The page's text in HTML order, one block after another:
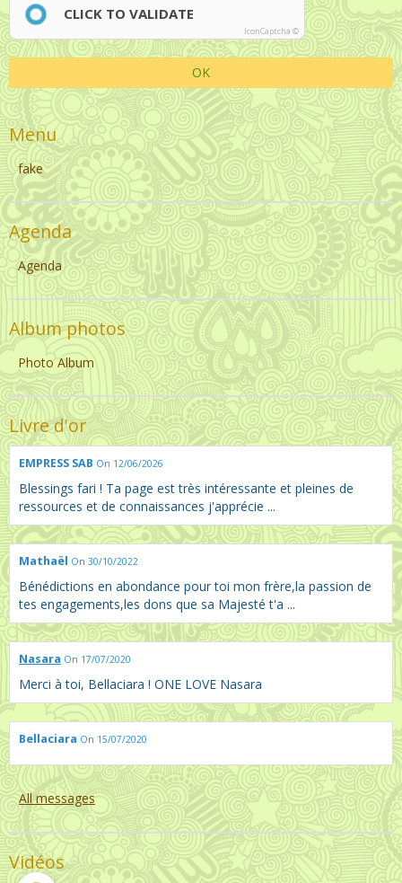
CLICK TO VALIDATE
IconCaptcha ©
OK
Menu
fake
Agenda
Agenda
Album photos
Photo Album
Livre d'or
EMPRESS SAB On 12/06/2026
Blessings fari ! Ta page est très intéressante et pleines de
ressources et de connaissances j'apprécie ...
Mathaël On 30/10/2022
Bénédictions en abondance pour toi mon frère,la passion de
tes engagements,les dons que sa Majesté t'a ...
Nasara On 17/07/2020
Merci à toi, Bellaciara ! ONE LOVE Nasara
Bellaciara On 15/07/2020
All messages
Vidéos